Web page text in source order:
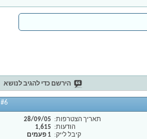
הירשם כדי להגיב לנושא
#6
תאריך הצטרפות
28/09/05
הודעות
1,615
קיבל לייק
1 פעמים